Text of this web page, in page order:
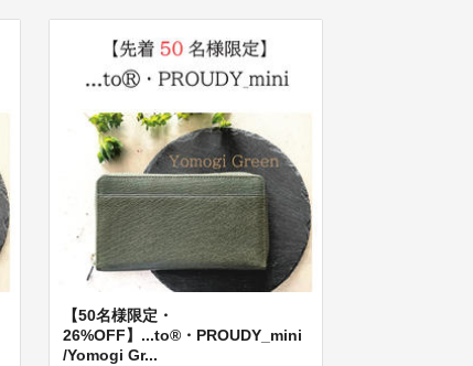
【50名様限定・
26%OFF】...to®・PROUDY_mini
/Yomogi Gr...